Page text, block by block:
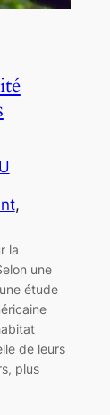
la
une
étude
de leurs
plus